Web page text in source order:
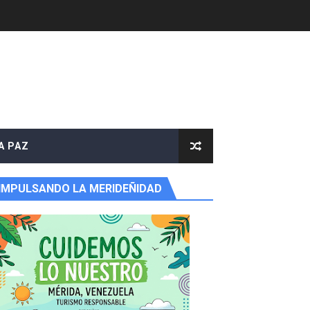
PAZ
IMPULSANDO LA MERIDEÑIDAD